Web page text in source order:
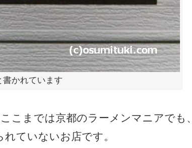
かれています
こまでは京都のラーメンマニアでも、
ていないお店です。